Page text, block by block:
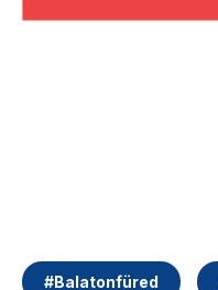
#Balatonfüred